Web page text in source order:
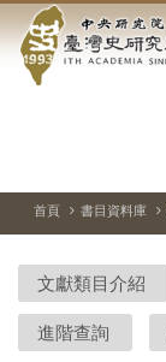
到中
央
院-
臺
灣
首頁 書目資料庫
文獻類目介紹
進階查詢